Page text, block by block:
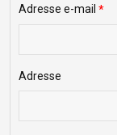
Adresse e-mail *
Adresse